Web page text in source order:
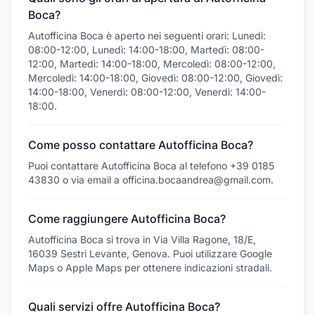
Boca?
Autofficina Boca è aperto nei seguenti orari: Lunedì:
08:00-12:00, Lunedì: 14:00-18:00, Martedì: 08:00-
12:00, Martedì: 14:00-18:00, Mercoledì: 08:00-12:00,
Mercoledì: 14:00-18:00, Giovedì: 08:00-12:00, Giovedì:
14:00-18:00, Venerdì: 08:00-12:00, Venerdì: 14:00-
18:00.
Come posso contattare Autofficina Boca?
Puoi contattare Autofficina Boca al telefono +39 0185
43830 o via email a officina.bocaandrea@gmail.com.
Come raggiungere Autofficina Boca?
Autofficina Boca si trova in Via Villa Ragone, 18/E,
16039 Sestri Levante, Genova. Puoi utilizzare Google
Maps o Apple Maps per ottenere indicazioni stradali.
Quali servizi offre Autofficina Boca?